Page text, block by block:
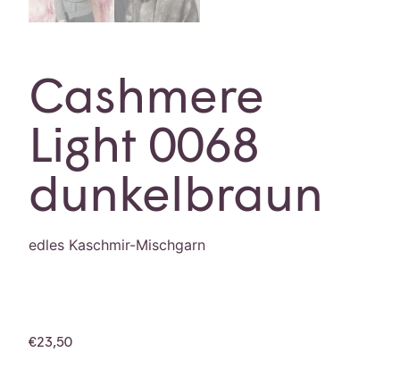
Cashmere
Light 0068
dunkelbraun
edles Kaschmir-Mischgarn
€23,50